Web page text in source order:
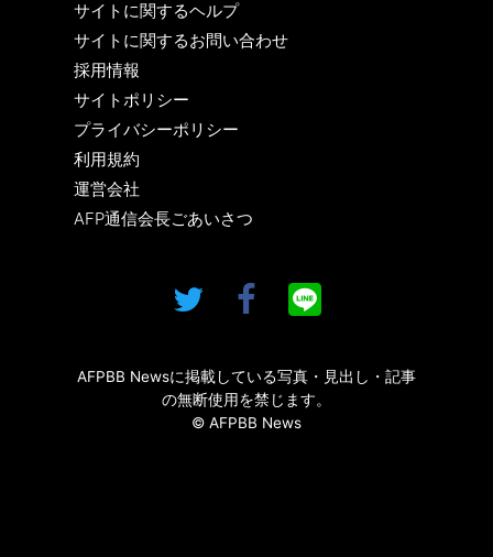
サイトに関するヘルプ
サイトに関するお問い合わせ
採用情報
サイトポリシー
プライバシーポリシー
利用規約
運営会社
AFP通信会長ごあいさつ
AFPBB Newsに掲載している写真・見出し・記事
の無断使用を禁じます。
© AFPBB News